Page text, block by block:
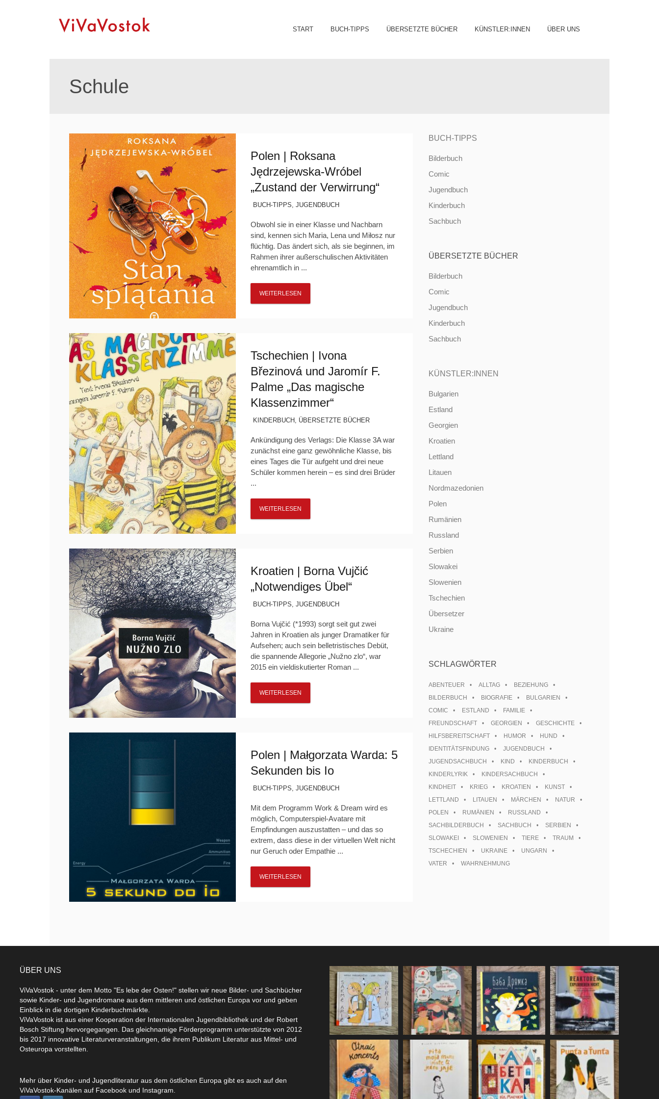
Skip
START BUCH-TIPPS ÜBERSETZTE BÜCHER KÜNSTLER:INNEN ÜBER UNS
Schule
Polen | Roksana
Jędrzejewska-Wróbel
„Zustand der Verwirrung“
BUCH-TIPPS, JUGENDBUCH
Obwohl sie in einer Klasse und Nachbarn
sind, kennen sich Maria, Lena und Miłosz nur
flüchtig. Das ändert sich, als sie beginnen, im
Rahmen ihrer außerschulischen Aktivitäten
ehrenamtlich in ...
WEITERLESEN
Tschechien | Ivona
Březinová und Jaromír F.
Palme „Das magische
Klassenzimmer“
KINDERBUCH , ÜBERSETZTE BÜCHER
Ankündigung des Verlags: Die Klasse 3A war
zunächst eine ganz gewöhnliche Klasse, bis
eines Tages die Tür aufgeht und drei neue
Schüler kommen herein – es sind drei Brüder
...
WEITERLESEN
Kroatien | Borna Vujčić
„Notwendiges Übel“
BUCH-TIPPS, JUGENDBUCH
Borna Vujčić (*1993) sorgt seit gut zwei
Jahren in Kroatien als junger Dramatiker für
Aufsehen; auch sein belletristisches Debüt,
die spannende Allegorie „Nužno zlo“, war
2015 ein vieldiskutierter Roman ...
WEITERLESEN
Polen | Małgorzata Warda: 5
Sekunden bis Io
BUCH-TIPPS, JUGENDBUCH
Mit dem Programm Work & Dream wird es
möglich, Computerspiel-Avatare mit
Empfindungen auszustatten – und das so
extrem, dass diese in der virtuellen Welt nicht
nur Geruch oder Empathie ...
WEITERLESEN
BUCH-TIPPS
Bilderbuch
Comic
Jugendbuch
Kinderbuch
Sachbuch
ÜBERSETZTE BÜCHER
Bilderbuch
Comic
Jugendbuch
Kinderbuch
Sachbuch
KÜNSTLER:INNEN
Bulgarien
Estland
Georgien
Kroatien
Lettland
Litauen
Nordmazedonien
Polen
Rumänien
Russland
Serbien
Slowakei
Slowenien
Tschechien
Übersetzer
Ukraine
SCHLAGWÖRTER
ABENTEUER ALLTAG
BEZIEHUNG
BILDERBUCH
BIOGRAFIE
BULGARIEN
COMIC
ESTLAND
FAMILIE
FREUNDSCHAFT
GEORGIEN
GESCHICHTE
HILFSBEREITSCHAFT
HUMOR
HUND
IDENTITÄTSFINDUNG
JUGENDBUCH
JUGENDSACHBUCH
KIND
KINDERBUCH
KINDERLYRIK
KINDERSACHBUCH
KINDHEIT
KRIEG KROATIEN
KUNST
LETTLAND
LITAUEN MÄRCHEN
NATUR
POLEN
RUMÄNIEN
RUSSLAND
SACHBILDERBUCH
SACHBUCH
SERBIEN
SLOWAKEI
SLOWENIEN TIERE
TRAUM
TSCHECHIEN
UKRAINE
UNGARN
VATER
WAHRNEHMUNG
ÜBER UNS
ViVaVostok - unter dem Motto "Es lebe der Osten!" stellen wir neue Bilder- und Sachbücher
sowie Kinder- und Jugendromane aus dem mittleren und östlichen Europa vor und geben
Einblick in die dortigen Kinderbuchmärkte.
ViVaVostok ist aus einer Kooperation der Internationalen Jugendbibliothek und der Robert
Bosch Stiftung hervorgegangen. Das gleichnamige Förderprogramm unterstützte von 2012
bis 2017 innovative Literaturveranstaltungen, die ihrem Publikum Literatur aus Mittel- und
Osteuropa vorstellten.
Mehr über Kinder- und Jugendliteratur aus dem östlichen Europa gibt es auch auf den
ViVaVostok-Kanälen auf Facebook und Instagram.